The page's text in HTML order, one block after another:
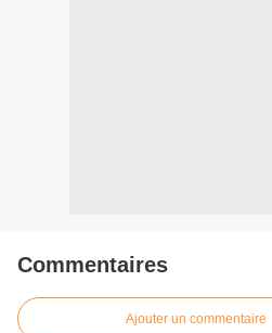
Commentaires
Ajouter un commentaire